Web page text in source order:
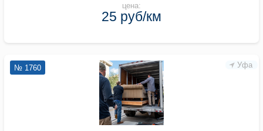
цена:
25 руб/км
Уфа
№ 1760